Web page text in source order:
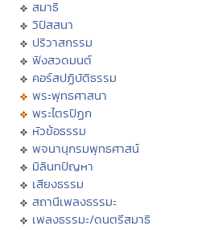
สมาธิ
วิปัสสนา
ปริวาสกรรม
ฟังสวดมนต์
คอร์สปฏิบัติธรรม
พระพุทธศาสนา
พระไตรปิฏก
หัวข้อธรรม
พจนานุกรมพุทธศาสน์
มิลินทปัญหา
เสียงธรรม
สถานีเพลงธรรมะ
เพลงธรรมะ/ดนตรีสมาธิ